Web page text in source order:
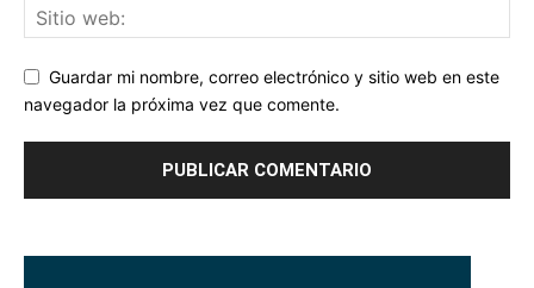
Guardar mi nombre, correo electrónico y sitio web en este
navegador la próxima vez que comente.